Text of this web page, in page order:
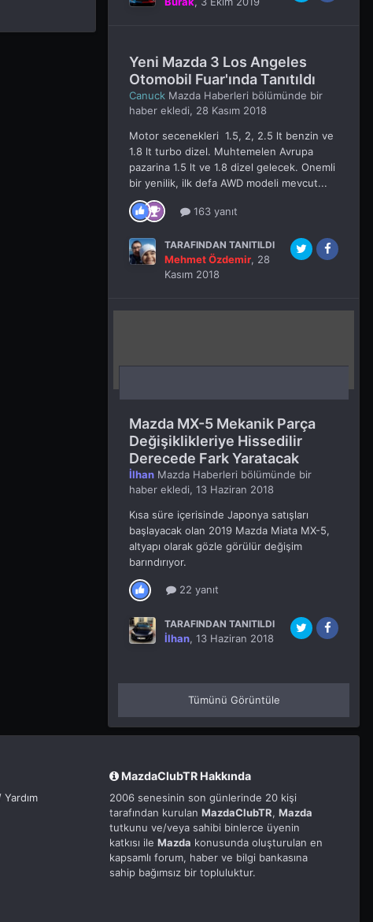
Yeni Mazda 3 Los Angeles
Otomobil Fuar'ında Tanıtıldı
Canuck Mazda Haberleri bölümünde bir
haber ekledi, 28 Kasım 2018
Motor secenekleri 1.5, 2, 2.5 lt benzin ve
1.8 lt turbo dizel. Muhtemelen Avrupa
pazarina 1.5 lt ve 1.8 dizel gelecek. Onemli
bir yenilik, ilk defa AWD modeli mevcut...
163 yanıt
TARAFINDAN TANITILDI
Mehmet Özdemir, 28
Kasım 2018
Mazda MX-5 Mekanik Parça
Değişiklikleriye Hissedilir
Derecede Fark Yaratacak
İlhan Mazda Haberleri bölümünde bir
haber ekledi, 13 Haziran 2018
Kısa süre içerisinde Japonya satışları
başlayacak olan 2019 Mazda Miata MX-5,
altyapı olarak gözle görülür değişim
barındırıyor.
22 yanıt
TARAFINDAN TANITILDI
İlhan, 13 Haziran 2018
Tümünü Görüntüle
MazdaClubTR Hakkında
2006 senesinin son günlerinde 20 kişi
tarafından kurulan MazdaClubTR, Mazda
tutkunu ve/veya sahibi binlerce üyenin
katkısı ile Mazda konusunda oluşturulan en
kapsamlı forum, haber ve bilgi bankasına
sahip bağımsız bir topluluktur.